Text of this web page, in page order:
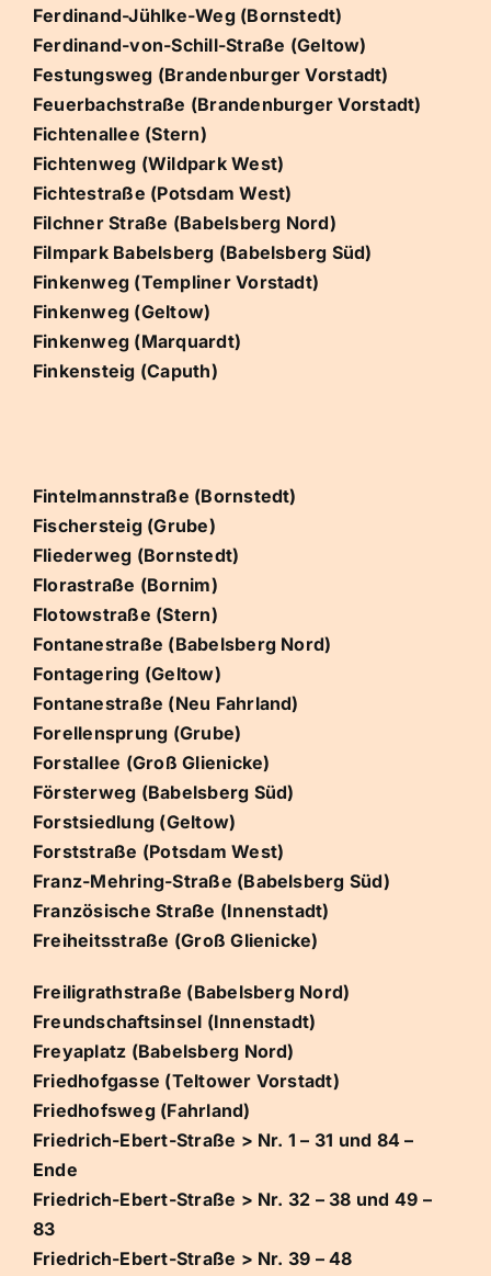
Ferdinand-Jühlke-Weg (Bornstedt)
Ferdinand-von-Schill-Straße (Geltow)
Festungsweg (Brandenburger Vorstadt)
Feuerbachstraße (Brandenburger Vorstadt)
Fichtenallee (Stern)
Fichtenweg (Wildpark West)
Fichtestraße (Potsdam West)
Filchner Straße (Babelsberg Nord)
Filmpark Babelsberg (Babelsberg Süd)
Finkenweg (Templiner Vorstadt)
Finkenweg (Geltow)
Finkenweg (Marquardt)
Finkensteig (Caputh)
Fintelmannstraße (Bornstedt)
Fischersteig (Grube)
Fliederweg (Bornstedt)
Florastraße (Bornim)
Flotowstraße (Stern)
Fontanestraße (Babelsberg Nord)
Fontagering (Geltow)
Fontanestraße (Neu Fahrland)
Forellensprung (Grube)
Forstallee (Groß Glienicke)
Försterweg (Babelsberg Süd)
Forstsiedlung (Geltow)
Forststraße (Potsdam West)
Franz-Mehring-Straße (Babelsberg Süd)
Französische Straße (Innenstadt)
Freiheitsstraße (Groß Glienicke)
Freiligrathstraße (Babelsberg Nord)
Freundschaftsinsel (Innenstadt)
Freyaplatz (Babelsberg Nord)
Friedhofgasse (Teltower Vorstadt)
Friedhofsweg (Fahrland)
Friedrich-Ebert-Straße > Nr. 1 – 31 und 84 –
Ende
Friedrich-Ebert-Straße > Nr. 32 – 38 und 49 –
83
Friedrich-Ebert-Straße > Nr. 39 – 48